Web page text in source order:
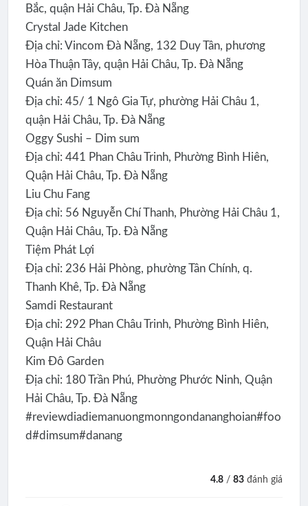
Bắc, quận Hải Châu, Tp. Đà Nẵng
Crystal Jade Kitchen
Địa chỉ: Vincom Đà Nẵng, 132 Duy Tân, phương
Hòa Thuận Tây, quận Hải Châu, Tp. Đà Nẵng
Quán ăn Dimsum
Địa chỉ: 45/ 1 Ngô Gia Tự, phường Hải Châu 1,
quận Hải Châu, Tp. Đà Nẵng
Oggy Sushi – Dim sum
Địa chỉ: 441 Phan Châu Trinh, Phường Bình Hiên,
Quận Hải Châu, Tp. Đà Nẵng
Liu Chu Fang
Địa chỉ: 56 Nguyễn Chí Thanh, Phường Hải Châu 1,
Quận Hải Châu, Tp. Đà Nẵng
Tiệm Phát Lợi
Địa chỉ: 236 Hải Phòng, phường Tân Chính, q.
Thanh Khê, Tp. Đà Nẵng
Samdi Restaurant
Địa chỉ: 292 Phan Châu Trinh, Phường Bình Hiên,
Quận Hải Châu
Kim Đô Garden
Địa chỉ: 180 Trần Phú, Phường Phước Ninh, Quận
Hải Châu, Tp. Đà Nẵng
#reviewdiadiemanuongmonngondananghoian#foo
d#dimsum#danang
4.8 /83 đánh giá